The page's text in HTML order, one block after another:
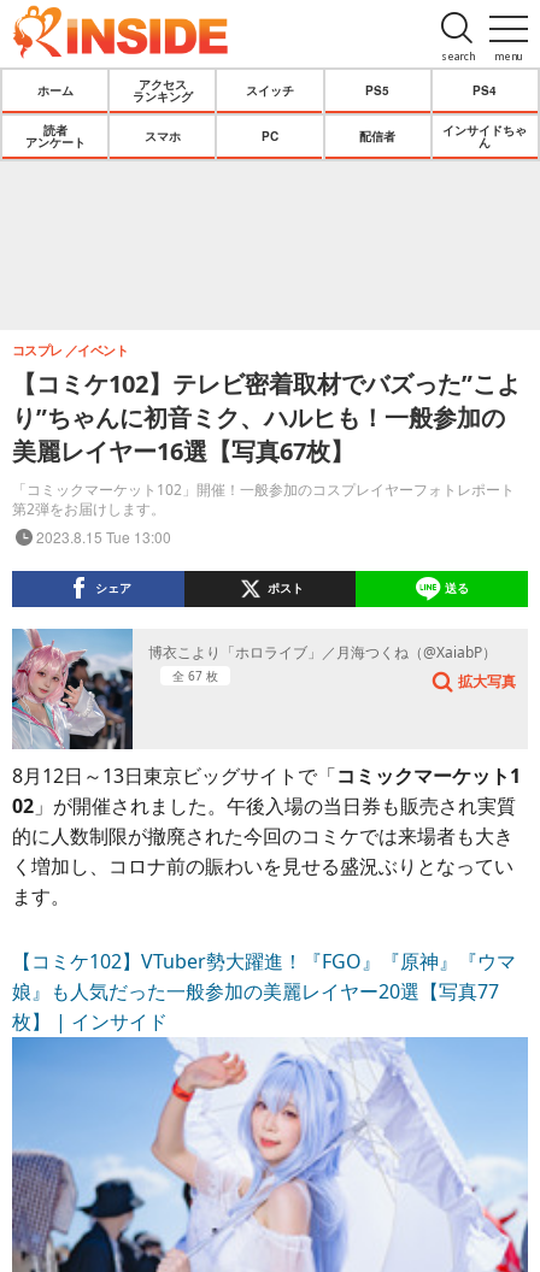
menu
search
ホーム
アクセス
ランキング
スイッチ PS5 PS4
読者
アンケート
スマホ PC 配信者
インサイドちゃ
ん
【コミケ102】テレビ密着取材でバズった”こよ
り”ちゃんに初音ミク、ハルヒも！一般参加の
美麗レイヤー16選【写真67枚】
「コミックマーケット102」開催！一般参加のコスプレイヤーフォトレポート
第2弾をお届けします。
コスプレ イベント
2023.8.15 Tue 13:00
シェア ポスト 送る
博衣こより「ホロライブ」／月海つくね（@XaiabP）
全 67 枚 拡大写真
8月12日～13日東京ビッグサイトで「コミックマーケット1
02 」が開催されました。午後入場の当日券も販売され実質
的に人数制限が撤廃された今回のコミケでは来場者も大き
く増加し、コロナ前の賑わいを見せる盛況ぶりとなってい
ます。
【コミケ102】VTuber勢大躍進！『FGO』『原神』『ウマ
娘』も人気だった一般参加の美麗レイヤー20選【写真77
枚】 | インサイド